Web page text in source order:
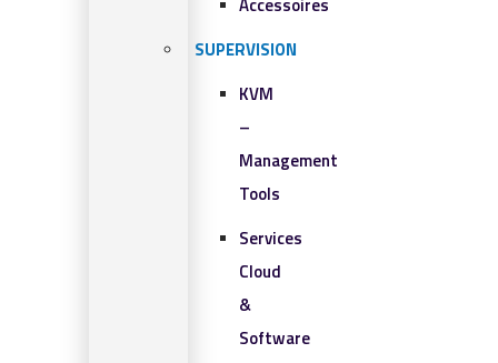
SUPERVISION
KVM
–
Management
Tools
Services
Cloud
&
Software